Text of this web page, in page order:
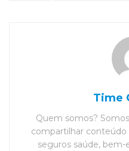
Time
Quem somos?
compartilhar
seguros saúde, bem-